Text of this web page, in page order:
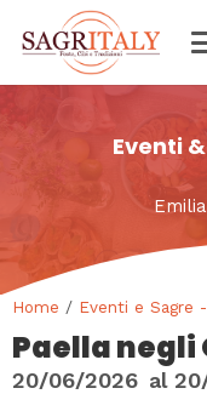
Eventi
Home / Eventi e Sagre
Paella negli
20/06/2026 al